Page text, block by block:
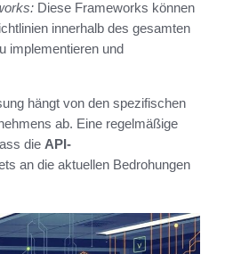
Diese Frameworks können
innerhalb des gesamten
implementieren und
hängt von den spezifischen
ab. Eine regelmäßige
die API-
an die aktuellen Bedrohungen